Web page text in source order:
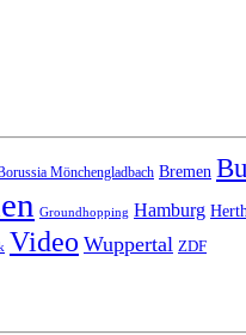
Mönchengladbach Bremen
Groundhopping Hamburg
Video Wuppertal ZDF